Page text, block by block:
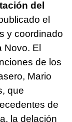
del
el
y coordinado
Novo. El
de los
Mario
que
de
la delación